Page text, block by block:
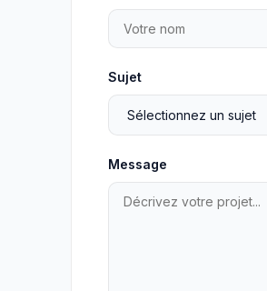
Sujet
Message